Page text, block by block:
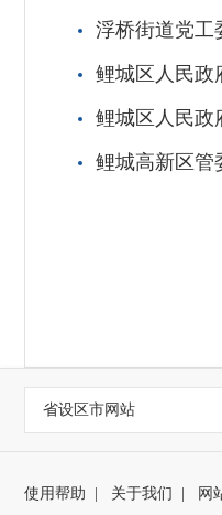
浮桥街道党工
鲤城区人民政
鲤城区人民政
鲤城高新区管
省设区市网站
使用帮助 关于我们 网